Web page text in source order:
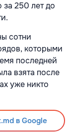
250 лет до
сотни
которыми
последней
взята после
уже никто
в Google